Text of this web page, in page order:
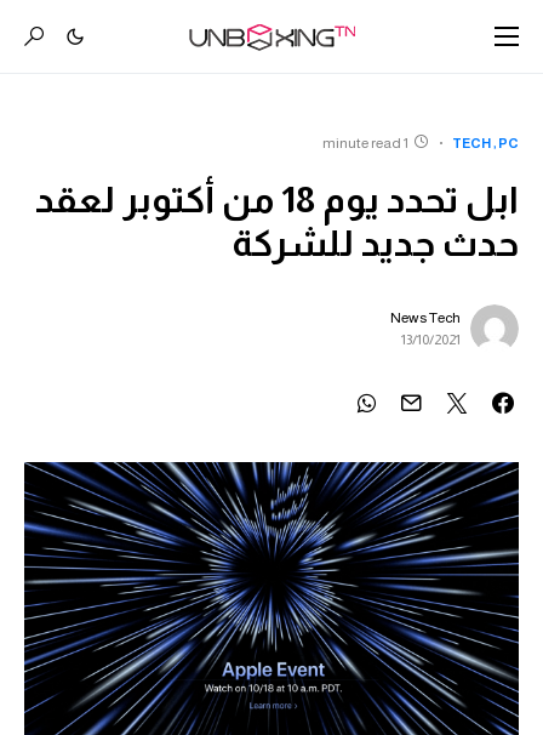
PC
TECH
1 minute read
ابل تحدد يوم 18 من أكتوبر لعقد
حدث جديد للشركة
News Tech
13/10/2021